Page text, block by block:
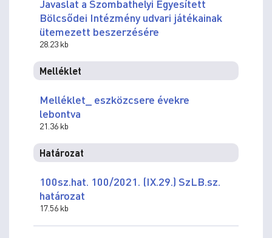
Javaslat a Szombathelyi Egyesített
Bölcsődei Intézmény udvari játékainak
ütemezett beszerzésére
28.23 kb
Melléklet
Melléklet_ eszközcsere évekre
lebontva
21.36 kb
Határozat
100sz.hat. 100/2021. (IX.29.) SzLB.sz.
határozat
17.56 kb